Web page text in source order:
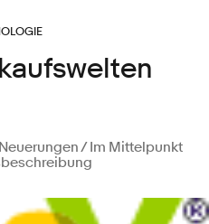
/ Im Mittelpunkt